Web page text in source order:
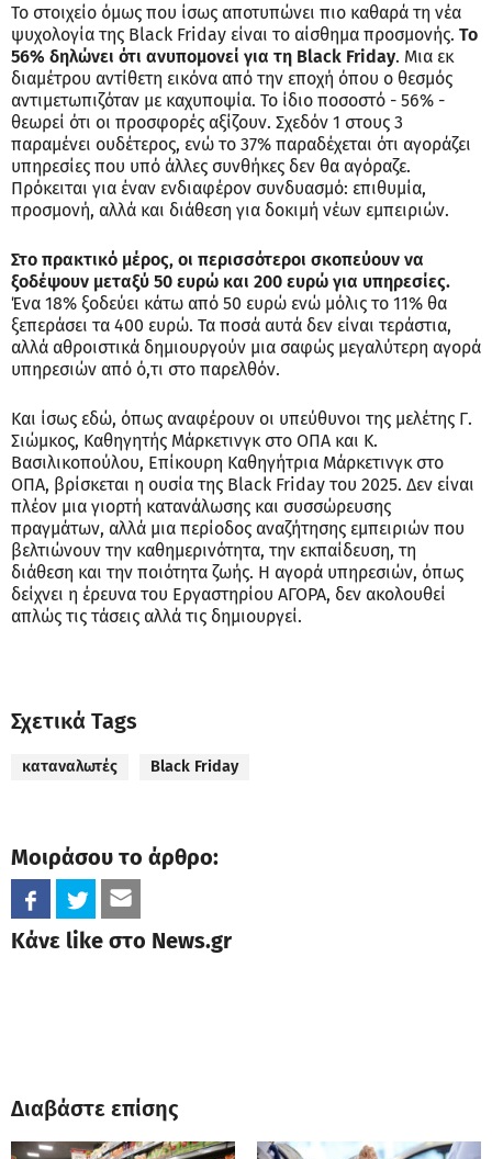
Το στοιχείο όμως που ίσως αποτυπώνει πιο καθαρά τη νέα
ψυχολογία της Black Friday είναι το αίσθημα προσμονής. Το
56% δηλώνει ότι ανυπομονεί για τη Black Friday. Μια εκ
διαμέτρου αντίθετη εικόνα από την εποχή όπου ο θεσμός
αντιμετωπιζόταν με καχυποψία. Το ίδιο ποσοστό - 56% -
θεωρεί ότι οι προσφορές αξίζουν. Σχεδόν 1 στους 3
παραμένει ουδέτερος, ενώ το 37% παραδέχεται ότι αγοράζει
υπηρεσίες που υπό άλλες συνθήκες δεν θα αγόραζε.
Πρόκειται για έναν ενδιαφέρον συνδυασμό: επιθυμία,
προσμονή, αλλά και διάθεση για δοκιμή νέων εμπειριών.
Στο πρακτικό μέρος, οι περισσότεροι σκοπεύουν να
ξοδέψουν μεταξύ 50 ευρώ και 200 ευρώ για υπηρεσίες.
Ένα 18% ξοδεύει κάτω από 50 ευρώ ενώ μόλις το 11% θα
ξεπεράσει τα 400 ευρώ. Τα ποσά αυτά δεν είναι τεράστια,
αλλά αθροιστικά δημιουργούν μια σαφώς μεγαλύτερη αγορά
υπηρεσιών από ό,τι στο παρελθόν.
Και ίσως εδώ, όπως αναφέρουν οι υπεύθυνοι της μελέτης Γ.
Σιώμκος, Καθηγητής Μάρκετινγκ στο ΟΠΑ και Κ.
Βασιλικοπούλου, Επίκουρη Καθηγήτρια Μάρκετινγκ στο
ΟΠΑ, βρίσκεται η ουσία της Black Friday του 2025. Δεν είναι
πλέον μια γιορτή κατανάλωσης και συσσώρευσης
πραγμάτων, αλλά μια περίοδος αναζήτησης εμπειριών που
βελτιώνουν την καθημερινότητα, την εκπαίδευση, τη
διάθεση και την ποιότητα ζωής. Η αγορά υπηρεσιών, όπως
δείχνει η έρευνα του Εργαστηρίου ΑΓΟΡΑ, δεν ακολουθεί
απλώς τις τάσεις αλλά τις δημιουργεί.
Σχετικά Tags
καταναλωτές Black Friday
Μοιράσου το άρθρο:
Κάνε like στο News.gr
Διαβάστε επίσης